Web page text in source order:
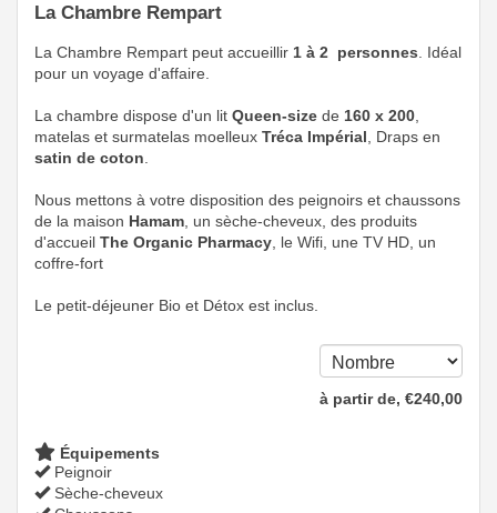
La Chambre Rempart
La Chambre Rempart peut accueillir 1 à 2 personnes. Idéal
pour un voyage d'affaire.
La chambre dispose d'un lit Queen-size de 160 x 200,
matelas et surmatelas moelleux Tréca Impérial, Draps en
satin de coton.
Nous mettons à votre disposition des peignoirs et chaussons
de la maison Hamam, un sèche-cheveux, des produits
d'accueil The Organic Pharmacy, le Wifi, une TV HD, un
coffre-fort
Le petit-déjeuner Bio et Détox est inclus.
à partir de‚ €240,00
Équipements
Peignoir
Sèche-cheveux